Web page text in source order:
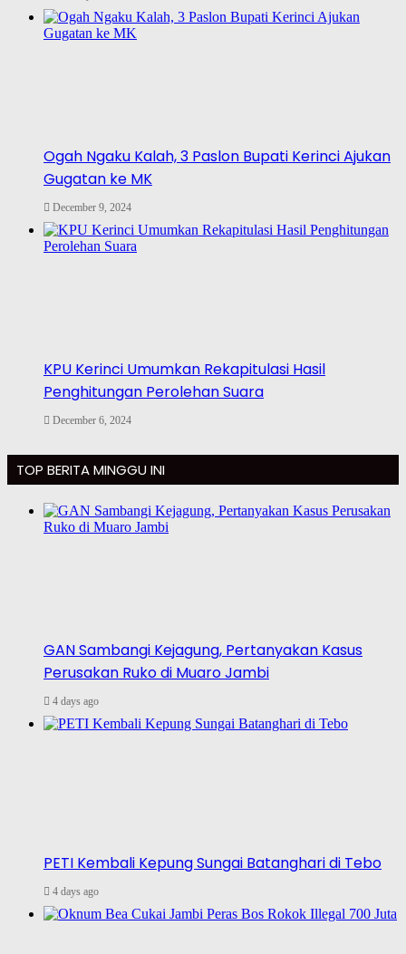
Ogah Ngaku Kalah, 3 Paslon Bupati Kerinci Ajukan
Gugatan ke MK
December 9, 2024
KPU Kerinci Umumkan Rekapitulasi Hasil
Penghitungan Perolehan Suara
December 6, 2024
TOP BERITA MINGGU INI
GAN Sambangi Kejagung, Pertanyakan Kasus
Perusakan Ruko di Muaro Jambi
4 days ago
PETI Kembali Kepung Sungai Batanghari di Tebo
4 days ago